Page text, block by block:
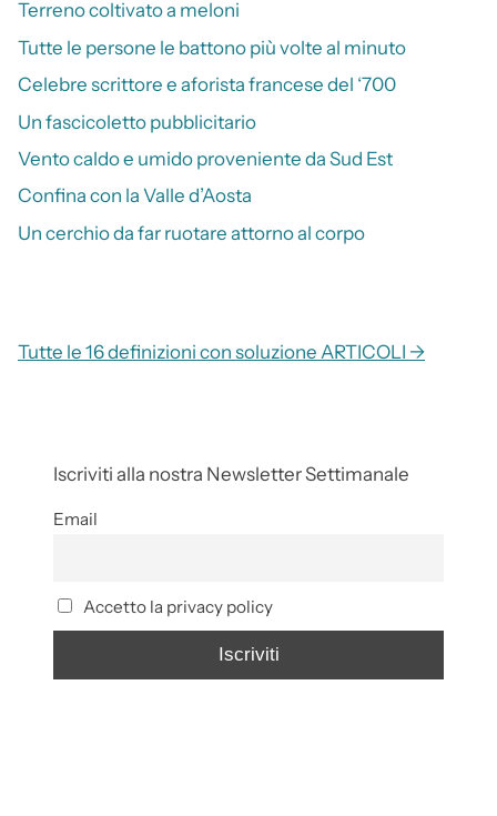
Terreno coltivato a meloni
Tutte le persone le battono più volte al minuto
Celebre scrittore e aforista francese del ‘700
Un fascicoletto pubblicitario
Vento caldo e umido proveniente da Sud Est
Confina con la Valle d’Aosta
Un cerchio da far ruotare attorno al corpo
Tutte le 16 definizioni con soluzione ARTICOLI →
Iscriviti alla nostra Newsletter Settimanale
Email
Accetto la privacy policy